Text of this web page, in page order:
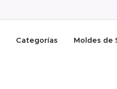
Categorías Moldes de